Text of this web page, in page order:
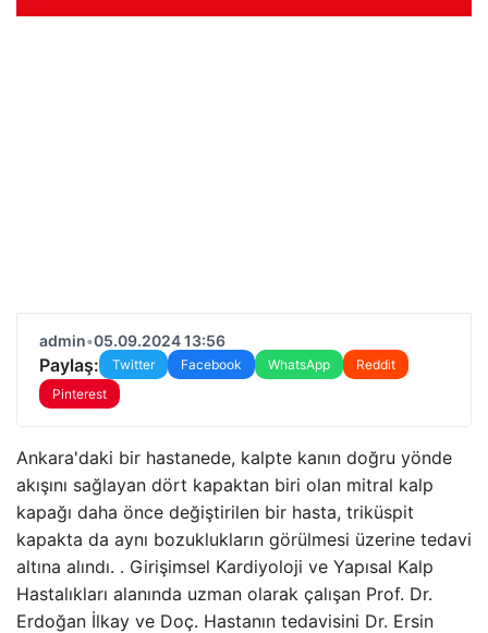
admin•05.09.2024 13:56
Paylaş: Twitter Facebook WhatsApp
Reddit
Pinterest
Ankara'daki bir hastanede, kalpte kanın doğru yönde
akışını sağlayan dört kapaktan biri olan mitral kalp
kapağı daha önce değiştirilen bir hasta, triküspit
kapakta da aynı bozuklukların görülmesi üzerine tedavi
altına alındı. . Girişimsel Kardiyoloji ve Yapısal Kalp
Hastalıkları alanında uzman olarak çalışan Prof. Dr.
Erdoğan İlkay ve Doç. Hastanın tedavisini Dr. Ersin